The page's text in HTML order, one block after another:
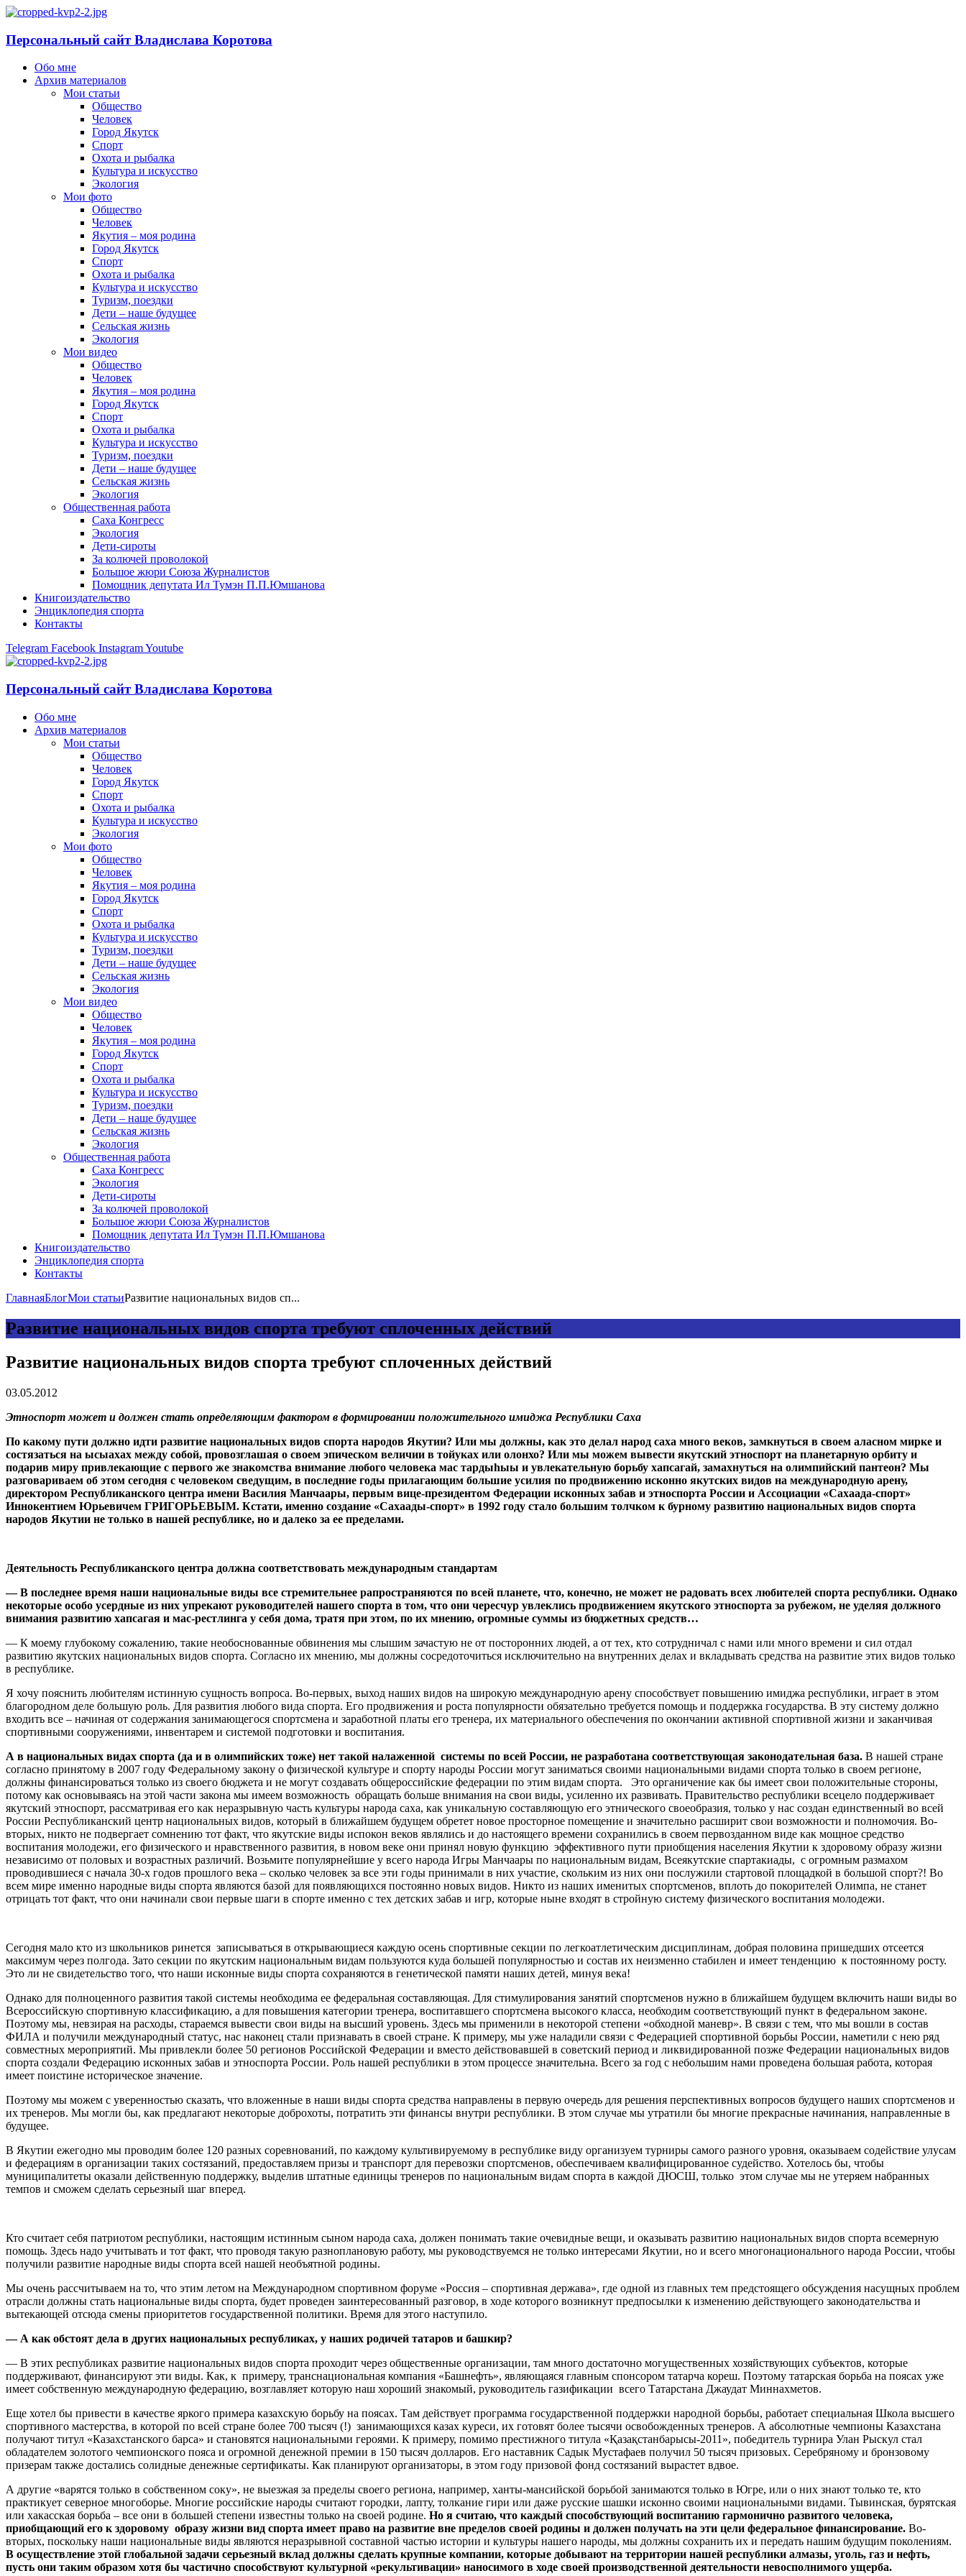
Персональный сайт Владислава Коротова
Обо мне
Архив материалов
Мои статьи
Общество
Человек
Город Якутск
Спорт
Охота и рыбалка
Культура и искусство
Экология
Мои фото
Общество
Человек
Якутия – моя родина
Город Якутск
Спорт
Охота и рыбалка
Культура и искусство
Туризм, поездки
Дети – наше будущее
Сельская жизнь
Экология
Мои видео
Общество
Человек
Якутия – моя родина
Город Якутск
Спорт
Охота и рыбалка
Культура и искусство
Туризм, поездки
Дети – наше будущее
Сельская жизнь
Экология
Общественная работа
Саха Конгресс
Экология
Дети-сироты
За колючей проволокой
Большое жюри Союза Журналистов
Помощник депутата Ил Тумэн П.П.Юмшанова
Книгоиздательство
Энциклопедия спорта
Контакты
Telegram Facebook InstagramYoutube
Персональный сайт Владислава Коротова
Обо мне
Архив материалов
Мои статьи
Общество
Человек
Город Якутск
Спорт
Охота и рыбалка
Культура и искусство
Экология
Мои фото
Общество
Человек
Якутия – моя родина
Город Якутск
Спорт
Охота и рыбалка
Культура и искусство
Туризм, поездки
Дети – наше будущее
Сельская жизнь
Экология
Мои видео
Общество
Человек
Якутия – моя родина
Город Якутск
Спорт
Охота и рыбалка
Культура и искусство
Туризм, поездки
Дети – наше будущее
Сельская жизнь
Экология
Общественная работа
Саха Конгресс
Экология
Дети-сироты
За колючей проволокой
Большое жюри Союза Журналистов
Помощник депутата Ил Тумэн П.П.Юмшанова
Книгоиздательство
Энциклопедия спорта
Контакты
ГлавнаяБлогМои статьиРазвитие национальных видов сп...
Развитие национальных видов спорта требуют сплоченных действий
Развитие национальных видов спорта требуют сплоченных действий
03.05.2012
Этноспорт может и должен стать определяющим фактором в формировании положительного имиджа Республики Саха
По какому пути должно идти развитие национальных видов спорта народов Якутии? Или мы должны, как это делал народ саха много веков, замкнуться в своем аласном мирке и
состязаться на ысыахах между собой, провозглашая о своем эпическом величии в тойуках или олонхо? Или мы можем вывести якутский этноспорт на планетарную орбиту и
подарив миру привлекающие с первого же знакомства внимание любого человека мас тардыһыы и увлекательную борьбу хапсагай, замахнуться на олимпийский пантеон? Мы
разговариваем об этом сегодня с человеком сведущим, в последние годы прилагающим большие усилия по продвижению исконно якутских видов на международную арену,
директором Республиканского центра имени Василия Манчаары, первым вице-президентом Федерации исконных забав и этноспорта России и Ассоциации «Сахаада-спорт»
Иннокентием Юрьевичем ГРИГОРЬЕВЫМ. Кстати, именно создание «Сахаады-спорт» в 1992 году стало большим толчком к бурному развитию национальных видов спорта
народов Якутии не только в нашей республике, но и далеко за ее пределами.
Деятельность Республиканского центра должна соответствовать международным стандартам
— В последнее время наши национальные виды все стремительнее рапространяются по всей планете, что, конечно, не может не радовать всех любителей спорта республики. Однако
некоторые особо усердные из них упрекают руководителей нашего спорта в том, что они чересчур увлеклись продвижением якутского этноспорта за рубежом, не уделяя должного
внимания развитию хапсагая и мас-рестлинга у себя дома, тратя при этом, по их мнению, огромные суммы из бюджетных средств…
— К моему глубокому сожалению, такие необоснованные обвинения мы слышим зачастую не от посторонних людей, а от тех, кто сотрудничал с нами или много времени и сил отдал
развитию якутских национальных видов спорта. Согласно их мнению, мы должны сосредоточиться исключительно на внутренних делах и вкладывать средства на развитие этих видов только
в республике.
Я хочу пояснить любителям истинную сущность вопроса. Во-первых, выход наших видов на широкую международную арену способствует повышению имиджа республики, играет в этом
благородном деле большую роль. Для развития любого вида спорта. Его продвижения и роста популярности обязательно требуется помощь и поддержка государства. В эту систему должно
входить все – начиная от содержания занимающегося спортсмена и заработной платы его тренера, их материального обеспечения по окончании активной спортивной жизни и заканчивая
спортивными сооружениями, инвентарем и системой подготовки и воспитания.
А в национальных видах спорта (да и в олимпийских тоже) нет такой налаженной системы по всей России, не разработана соответствующая законодательная база. В нашей стране
согласно принятому в 2007 году Федеральному закону о физической культуре и спорту народы России могут заниматься своими национальными видами спорта только в своем регионе,
должны финансироваться только из своего бюджета и не могут создавать общероссийские федерации по этим видам спорта. Это органичение как бы имеет свои положительные стороны,
потому как основываясь на этой части закона мы имеем возможность обращать больше внимания на свои виды, усиленно их развивать. Правительство республики всецело поддерживает
якутский этноспорт, рассматривая его как неразрывную часть культуры народа саха, как уникальную составляющую его этнического своеобразия, только у нас создан единственный во всей
России Республиканский центр национальных видов, который в ближайшем будущем обретет новое просторное помещение и значительно расширит свои возможности и полномочия. Во-
вторых, никто не подвергает сомнению тот факт, что якутские виды испокон веков являлись и до настоящего времени сохранились в своем первозданном виде как мощное средство
воспитания молодежи, его физического и нравственного развития, в новом веке они принял новую функцию эффективного пути приобщения населения Якутии к здоровому образу жизни
независимо от половых и возрастных различий. Возьмите популярнейшие у всего народа Игры Манчаары по национальным видам, Всеякутские спартакиады, с огромным размахом
проводившиеся с начала 30-х годов прошлого века – сколько человек за все эти годы принимали в них участие, скольким из них они послужили стартовой площадкой в большой спорт?! Во
всем мире именно народные виды спорта являются базой для появляющихся постоянно новых видов. Никто из наших именитых спортсменов, вплоть до покорителей Олимпа, не станет
отрицать тот факт, что они начинали свои первые шаги в спорте именно с тех детских забав и игр, которые ныне входят в стройную систему физического воспитания молодежи.
Сегодня мало кто из школьников ринется записываться в открывающиеся каждую осень спортивные секции по легкоатлетическим дисциплинам, добрая половина пришедших отсеется
максимум через полгода. Зато секции по якутским национальным видам пользуются куда большей популярностью и состав их неизменно стабилен и имеет тенденцию к постоянному росту.
Это ли не свидетельство того, что наши исконные виды спорта сохраняются в генетической памяти наших детей, минуя века!
Однако для полноценного развития такой системы необходима ее федеральная составляющая. Для стимулирования занятий спортсменов нужно в ближайшем будущем включить наши виды во
Всероссийскую спортивную классификацию, а для повышения категории тренера, воспитавшего спортсмена высокого класса, необходим соответствующий пункт в федеральном законе.
Поэтому мы, невзирая на расходы, стараемся вывести свои виды на высший уровень. Здесь мы применили в некоторой степени «обходной маневр». В связи с тем, что мы вошли в состав
ФИЛА и получили международный статус, нас наконец стали признавать в своей стране. К примеру, мы уже наладили связи с Федерацией спортивной борьбы России, наметили с нею ряд
совместных мероприятий. Мы привлекли более 50 регионов Российской Федерации и вместо действовавшей в советский период и ликвидированной позже Федерации национальных видов
спорта создали Федерацию исконных забав и этноспорта России. Роль нашей республики в этом процессе значительна. Всего за год с небольшим нами проведена большая работа, которая
имеет поистине историческое значение.
Поэтому мы можем с уверенностью сказать, что вложенные в наши виды спорта средства направлены в первую очередь для решения перспективных вопросов будущего наших спортсменов и
их тренеров. Мы могли бы, как предлагают некоторые доброхоты, потратить эти финансы внутри республики. В этом случае мы утратили бы многие прекрасные начинания, направленные в
будущее.
В Якутии ежегодно мы проводим более 120 разных соревнований, по каждому культивируемому в республике виду организуем турниры самого разного уровня, оказываем содействие улусам
и федерациям в организации таких состязаний, предоставляем призы и транспорт для перевозки спортсменов, обеспечиваем квалифицированное судейство. Хотелось бы, чтобы
муниципалитеты оказали действенную поддержку, выделив штатные единицы тренеров по национальным видам спорта в каждой ДЮСШ, только этом случае мы не утеряем набранных
темпов и сможем сделать серьезный шаг вперед.
Кто считает себя патриотом республики, настоящим истинным сыном народа саха, должен понимать такие очевидные вещи, и оказывать развитию национальных видов спорта всемерную
помощь. Здесь надо учитывать и тот факт, что проводя такую разноплановую работу, мы руководствуемся не только интересами Якутии, но и всего многонационального народа России, чтобы
получили развитие народные виды спорта всей нашей необъятной родины.
Мы очень рассчитываем на то, что этим летом на Международном спортивном форуме «Россия – спортивная держава», где одной из главных тем предстоящего обсуждения насущных проблем
отрасли должны стать национальные виды спорта, будет проведен заинтересованный разговор, в ходе которого возникнут предпосылки к изменению действующего законодательства и
вытекающей отсюда смены приоритетов государственной политики. Время для этого наступило.
— А как обстоят дела в других национальных республиках, у наших родичей татаров и башкир?
— В этих республиках развитие национальных видов спорта проходит через общественные организации, там много достаточно могущественных хозяйствующих субъектов, которые
поддерживают, финансируют эти виды. Как, к примеру, транснациональная компания «Башнефть», являющаяся главным спонсором татарча кореш. Поэтому татарская борьба на поясах уже
имеет собственную международную федерацию, возглавляет которую наш хороший знакомый, руководитель газификации всего Татарстана Джаудат Миннахметов.
Еще хотел бы привести в качестве яркого примера казахскую борьбу на поясах. Там действует программа государственной поддержки народной борьбы, работает специальная Школа высшего
спортивного мастерства, в которой по всей стране более 700 тысяч (!) занимающихся казах куреси, их готовят более тысячи освобожденных тренеров. А абсолютные чемпионы Казахстана
получают титул «Казахстанского барса» и становятся национальными героями. К примеру, помимо престижного титула «Қазақстанбарысы-2011», победитель турнира Улан Рыскул стал
обладателем золотого чемпионского пояса и огромной денежной премии в 150 тысяч долларов. Его наставник Садык Мустафаев получил 50 тысяч призовых. Серебряному и бронзовому
призерам также достались солидные денежные сертификаты. Как планируют организаторы, в этом году призовой фонд состязаний вырастет вдвое.
А другие «варятся только в собственном соку», не выезжая за пределы своего региона, например, ханты-мансийской борьбой занимаются только в Югре, или о них знают только те, кто
практикует северное многоборье. Многие российские народы считают городки, лапту, толкание гири или даже русские шашки исконно своими национальными видами. Тывинская, бурятская
или хакасская борьба – все они в большей степени известны только на своей родине. Но я считаю, что каждый способствующий воспитанию гармонично развитого человека,
приобщающий его к здоровому образу жизни вид спорта имеет право на развитие вне пределов своей родины и должен получать на эти цели федеральное финансирование. Во-
вторых, поскольку наши национальные виды являются неразрывной составной частью истории и культуры нашего народы, мы должны сохранить их и передать нашим будущим поколениям.
В осуществление этой глобальной задачи серьезный вклад должны сделать крупные компании, которые добывают на территории нашей республики алмазы, уголь, газ и нефть,
пусть они таким образом хотя бы частично способствуют культурной «рекультивации» наносимого в ходе своей производственной деятельности невосполнимого ущерба.